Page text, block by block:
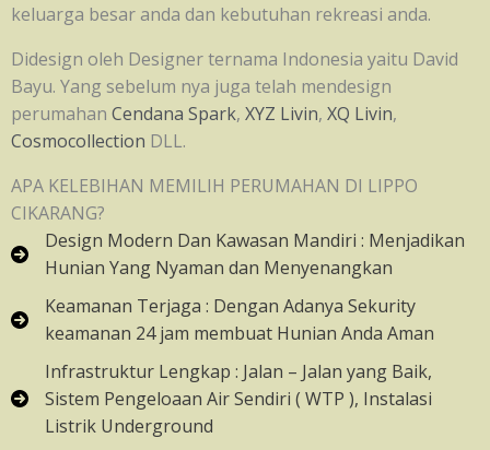
keluarga besar anda dan kebutuhan rekreasi anda.
Didesign oleh Designer ternama Indonesia yaitu David
Bayu. Yang sebelum nya juga telah mendesign
perumahan Cendana Spark, XYZ Livin, XQ Livin,
Cosmocollection DLL.
APA KELEBIHAN MEMILIH PERUMAHAN DI LIPPO
CIKARANG?
Design Modern Dan Kawasan Mandiri : Menjadikan
Hunian Yang Nyaman dan Menyenangkan
Keamanan Terjaga : Dengan Adanya Sekurity
keamanan 24 jam membuat Hunian Anda Aman
Infrastruktur Lengkap : Jalan – Jalan yang Baik,
Sistem Pengeloaan Air Sendiri ( WTP ), Instalasi
Listrik Underground